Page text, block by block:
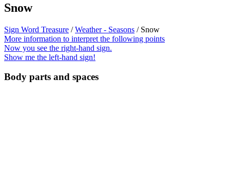
Snow
Sign Word Treasure /Weather - Seasons / Snow
More information to interpret the following points
Now you see the right-hand sign.
Show me the left-hand sign!
Body parts and spaces